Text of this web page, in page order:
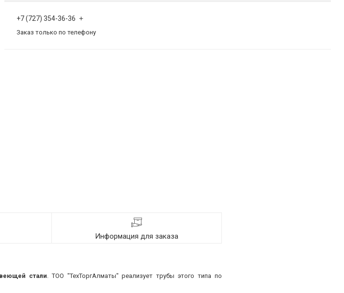
+7 (727) 354-36-36
Заказ только по телефону
Информация для заказа
стали. ТОО "ТехТоргАлматы" реализует трубы этого типа по